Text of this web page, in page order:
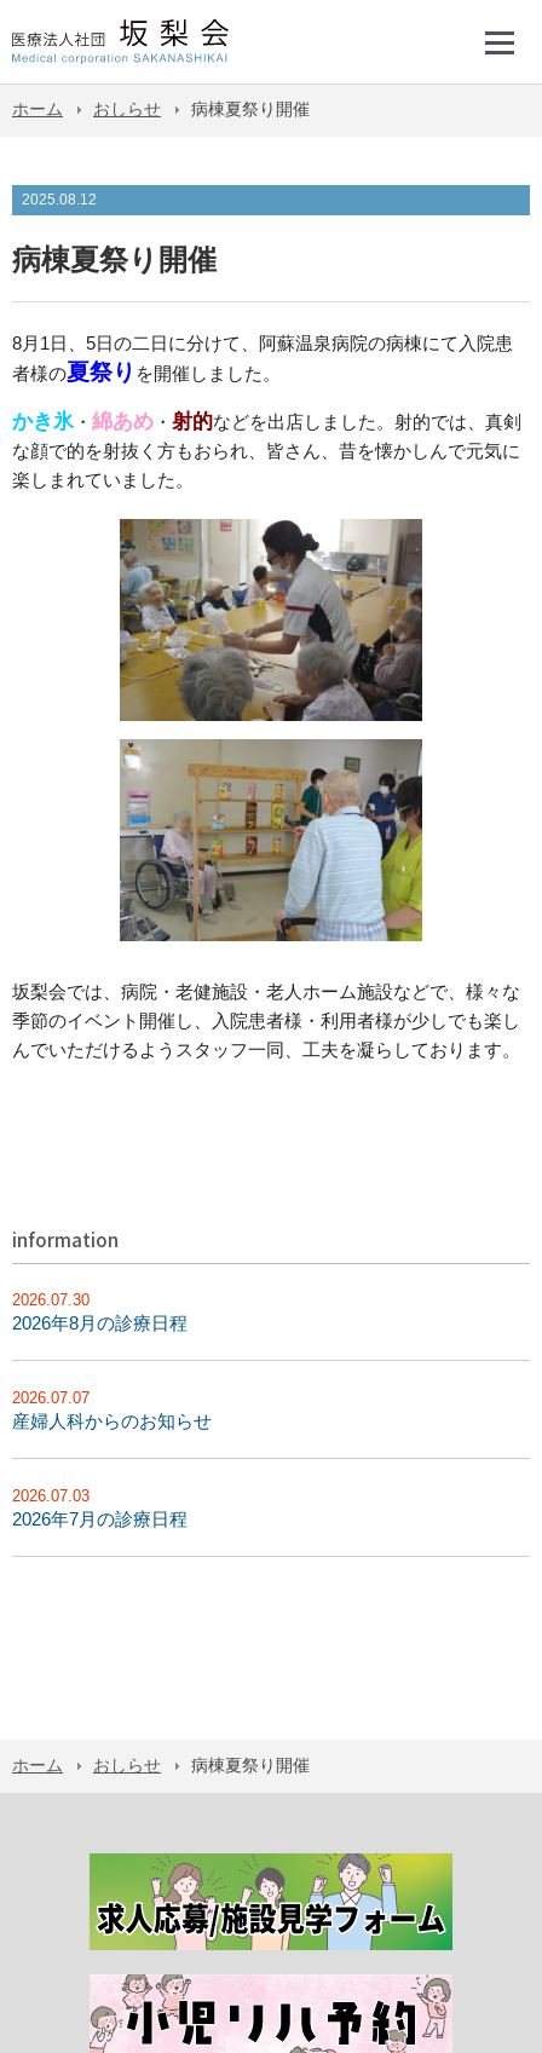
ホーム おしらせ 病棟夏祭り開催
2025.08.12
病棟夏祭り開催
8月1日、5日の二日に分けて、阿蘇温泉病院の病棟にて入院患
者様の夏祭り を開催しました。
かき氷・ 綿あめ ・ 射的などを出店しました。射的では、真剣
な顔で的を射抜く方もおられ、皆さん、昔を懐かしんで元気に
楽しまれていました。
坂梨会では、病院・老健施設・老人ホーム施設などで、様々な
季節のイベント開催し、入院患者様・利用者様が少しでも楽し
んでいただけるようスタッフ一同、工夫を凝らしております。
information
2026.07.30
2026年8月の診療日程
2026.07.07
産婦人科からのお知らせ
2026.07.03
2026年7月の診療日程
ホーム おしらせ 病棟夏祭り開催